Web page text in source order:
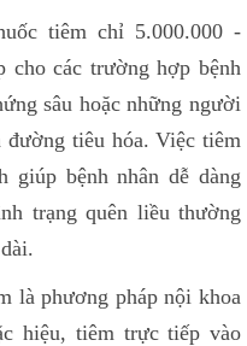
tiêm chỉ 5.000.000 -
các trường hợp bệnh
sâu hoặc những người
đường tiêu hóa. Việc tiêm
bệnh nhân dễ dàng
trạng quên liều thường
là phương pháp nội khoa
hiệu, tiêm trực tiếp vào